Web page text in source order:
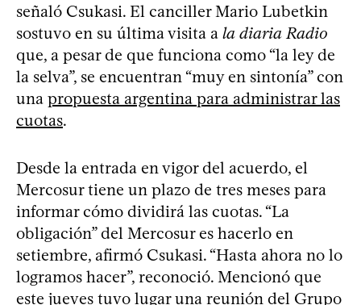
señaló Csukasi. El canciller Mario Lubetkin
sostuvo en su última visita a la diaria Radio
que, a pesar de que funciona como “la ley de
la selva”, se encuentran “muy en sintonía” con
una propuesta argentina para administrar las
cuotas.
Desde la entrada en vigor del acuerdo, el
Mercosur tiene un plazo de tres meses para
informar cómo dividirá las cuotas. “La
obligación” del Mercosur es hacerlo en
setiembre, afirmó Csukasi. “Hasta ahora no lo
logramos hacer”, reconoció. Mencionó que
este jueves tuvo lugar una reunión del Grupo